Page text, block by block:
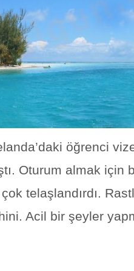
öğrenci
Oturum almak için
telaşlandırdı.
Acil bir şeyler